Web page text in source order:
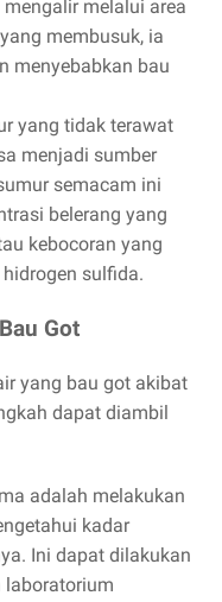
melalui area
membusuk, ia
menyebabkan bau
yang tidak terawat
menjadi sumber
semacam ini
belerang yang
kebocoran yang
sulfida.
Got
yang bau got akibat
dapat diambil
adalah melakukan
kadar
Ini dapat dilakukan
laboratorium